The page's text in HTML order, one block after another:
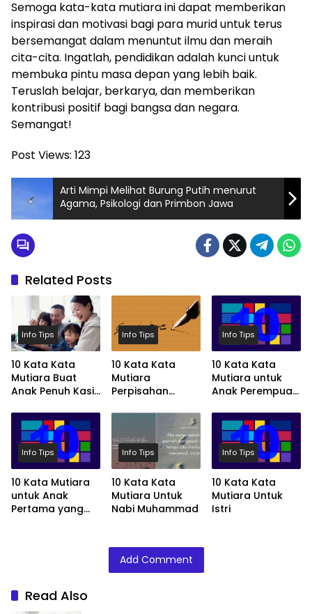
Semoga kata-kata mutiara ini dapat memberikan
inspirasi dan motivasi bagi para murid untuk terus
bersemangat dalam menuntut ilmu dan meraih
cita-cita. Ingatlah, pendidikan adalah kunci untuk
membuka pintu masa depan yang lebih baik.
Teruslah belajar, berkarya, dan memberikan
kontribusi positif bagi bangsa dan negara.
Semangat!
Post Views: 123
Arti Mimpi Melihat Burung Putih menurut
Agama, Psikologi dan Primbon Jawa
Related Posts
Info Tips
10 Kata Kata
Mutiara Buat
Anak Penuh Kasih
Info Tips
10 Kata Kata
Mutiara
Perpisahan
Info Tips
10 Kata Kata
Mutiara untuk
Anak Perempuan
Info Tips
10 Kata Mutiara
untuk Anak
Pertama yang
Info Tips
10 Kata Kata
Mutiara Untuk
Nabi Muhammad
Info Tips
10 Kata Kata
Mutiara Untuk
Istri
Add Comment
Read Also